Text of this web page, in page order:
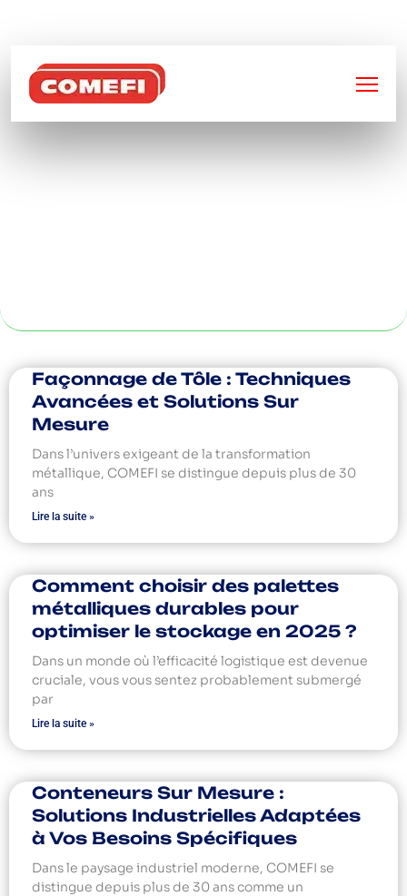
BAC ROULANT 660
Façonnage de Tôle : Techniques
Avancées et Solutions Sur
Mesure
Dans l’univers exigeant de la transformation
métallique, COMEFI se distingue depuis plus de 30
ans
Lire la suite »
Comment choisir des palettes
métalliques durables pour
optimiser le stockage en 2025 ?
Dans un monde où l’efficacité logistique est devenue
cruciale, vous vous sentez probablement submergé
par
Lire la suite »
Conteneurs Sur Mesure :
Solutions Industrielles Adaptées
à Vos Besoins Spécifiques
Dans le paysage industriel moderne, COMEFI se
distingue depuis plus de 30 ans comme un